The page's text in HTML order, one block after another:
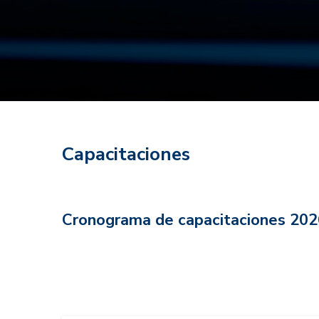
Capacitaciones
Cronograma de capacitaciones